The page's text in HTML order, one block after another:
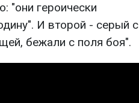
"они героически
И второй - серый с
бежали с поля боя".